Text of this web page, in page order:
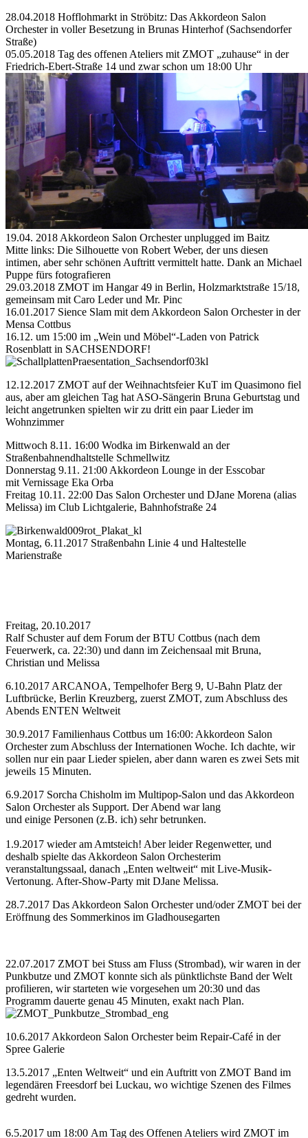
28.04.2018 Hofflohmarkt in Ströbitz: Das Akkordeon Salon
Orchester in voller Besetzung in Brunas Hinterhof (Sachsendorfer
Straße)
05.05.2018 Tag des offenen Ateliers mit ZMOT „zuhause“ in der
Friedrich-Ebert-Straße 14 und zwar schon um 18:00 Uhr
19.04. 2018 Akkordeon Salon Orchester unplugged im Baitz
Mitte links: Die Silhouette von Robert Weber, der uns diesen
intimen, aber sehr schönen Auftritt vermittelt hatte. Dank an Michael
Puppe fürs fotografieren
29.03.2018 ZMOT im Hangar 49 in Berlin, Holzmarktstraße 15/18,
gemeinsam mit Caro Leder und Mr. Pinc
16.01.2017 Sience Slam mit dem Akkordeon Salon Orchester in der
Mensa Cottbus
16.12. um 15:00 im „Wein und Möbel“-Laden von Patrick
Rosenblatt in SACHSENDORF!
12.12.2017 ZMOT auf der Weihnachtsfeier KuT im Quasimono fiel
aus, aber am gleichen Tag hat ASO-Sängerin Bruna Geburtstag und
leicht angetrunken spielten wir zu dritt ein paar Lieder im
Wohnzimmer
Mittwoch 8.11. 16:00 Wodka im Birkenwald an der
Straßenbahnendhaltstelle Schmellwitz
Donnerstag 9.11. 21:00 Akkordeon Lounge in der Esscobar
mit Vernissage Eka Orba
Freitag 10.11. 22:00 Das Salon Orchester und DJane Morena (alias
Melissa) im Club Lichtgalerie, Bahnhofstraße 24
Montag, 6.11.2017 Straßenbahn Linie 4 und Haltestelle
Marienstraße
Freitag, 20.10.2017
Ralf Schuster auf dem Forum der BTU Cottbus (nach dem
Feuerwerk, ca. 22:30) und dann im Zeichensaal mit Bruna,
Christian und Melissa
6.10.2017 ARCANOA, Tempelhofer Berg 9, U-Bahn Platz der
Luftbrücke, Berlin Kreuzberg, zuerst ZMOT, zum Abschluss des
Abends ENTEN Weltweit
30.9.2017 Familienhaus Cottbus um 16:00: Akkordeon Salon
Orchester zum Abschluss der Internationen Woche. Ich dachte, wir
sollen nur ein paar Lieder spielen, aber dann waren es zwei Sets mit
jeweils 15 Minuten.
6.9.2017 Sorcha Chisholm im Multipop-Salon und das Akkordeon
Salon Orchester als Support. Der Abend war lang
und einige Personen (z.B. ich) sehr betrunken.
1.9.2017 wieder am Amtsteich! Aber leider Regenwetter, und
deshalb spielte das Akkordeon Salon Orchesterim
veranstaltungssaal, danach „Enten weltweit“ mit Live-Musik-
Vertonung. After-Show-Party mit DJane Melissa.
28.7.2017 Das Akkordeon Salon Orchester und/oder ZMOT bei der
Eröffnung des Sommerkinos im Gladhousegarten
22.07.2017 ZMOT bei Stuss am Fluss (Strombad), wir waren in der
Punkbutze und ZMOT konnte sich als pünktlichste Band der Welt
profilieren, wir starteten wie vorgesehen um 20:30 und das
Programm dauerte genau 45 Minuten, exakt nach Plan.
10.6.2017 Akkordeon Salon Orchester beim Repair-Café in der
Spree Galerie
13.5.2017 „Enten Weltweit“ und ein Auftritt von ZMOT Band im
legendären Freesdorf bei Luckau, wo wichtige Szenen des Filmes
gedreht wurden.
6.5.2017 um 18:00 Am Tag des Offenen Ateliers wird ZMOT im